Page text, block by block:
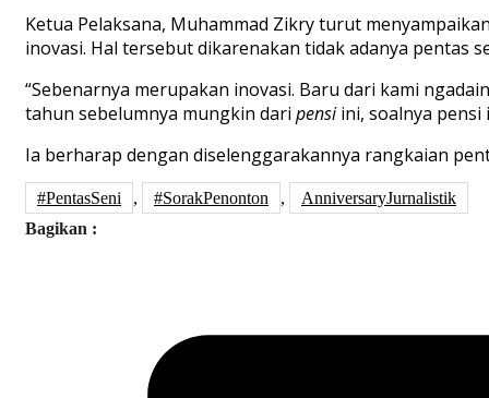
Ketua Pelaksana, Muhammad Zikry turut
inovasi. Hal tersebut dikarenakan tidak adanya pentas
“Sebenarnya merupakan inovasi. Baru dari kami
tahun sebelumnya mungkin dari pensiini, soalnya pensi
Ia berharap dengan diselenggarakannya rangkaian
#PentasSeni , #SorakPenonton ,
AnniversaryJurnalistik
Bagikan :